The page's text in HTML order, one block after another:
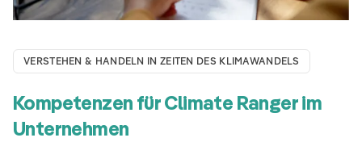
VERSTEHEN & HANDELN IN ZEITEN DES KLIMAWANDELS
Kompetenzen für Climate Ranger im
Unternehmen